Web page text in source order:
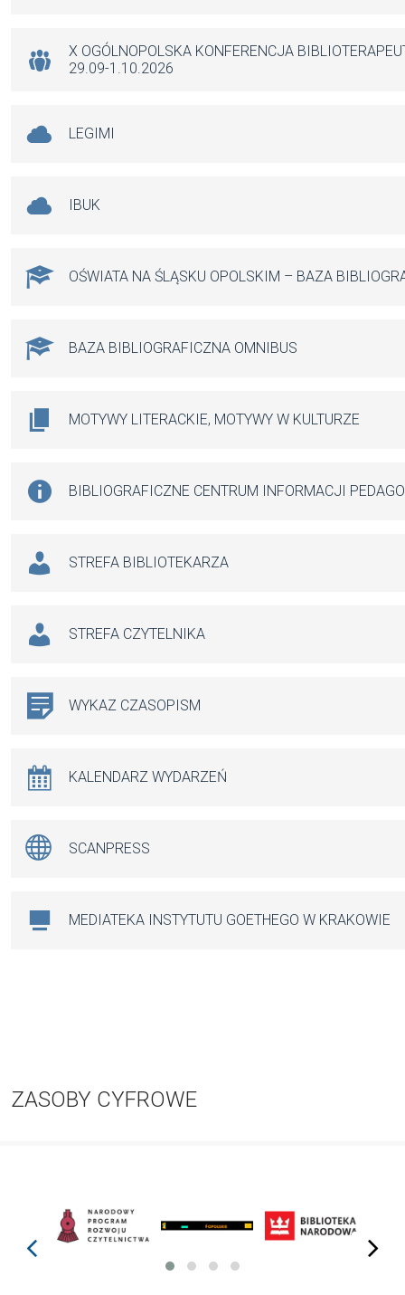
X OGÓLNOPOLSKA KONFERENCJA
29.09-1.10.2026
LEGIMI
IBUK
OŚWIATA NA ŚLĄSKU OPOLSKIM – BAZA
BAZA BIBLIOGRAFICZNA OMNIBUS
MOTYWY LITERACKIE, MOTYWY W KULTURZE
BIBLIOGRAFICZNE CENTRUM INFORMACJI
STREFA BIBLIOTEKARZA
STREFA CZYTELNIKA
WYKAZ CZASOPISM
KALENDARZ WYDARZEŃ
SCANPRESS
MEDIATEKA INSTYTUTU GOETHEGO W KRAKOWIE
ZASOBY CYFROWE
prev next